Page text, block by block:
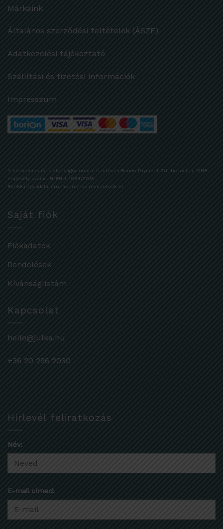
Márkáink
Általános szerződési feltételek (ÁSZF)
Adatkezelési tájékoztató
Szállítási és fizetési információk
Impresszum
A kényelmes és biztonságos online fizetést a Barion Payment Zrt. biztosítja, MNB
engedély száma: H-EN-I-1064/2013
Bankkártya adatai áruházunkhoz nem jutnak el.
Saját fiók
Fiókadatok
Rendelések
Kívánságlistám
Kapcsolat
hello@julka.hu
+36 20 296 2030
Hírlevél feliratkozás
Név:
E-mail címed: